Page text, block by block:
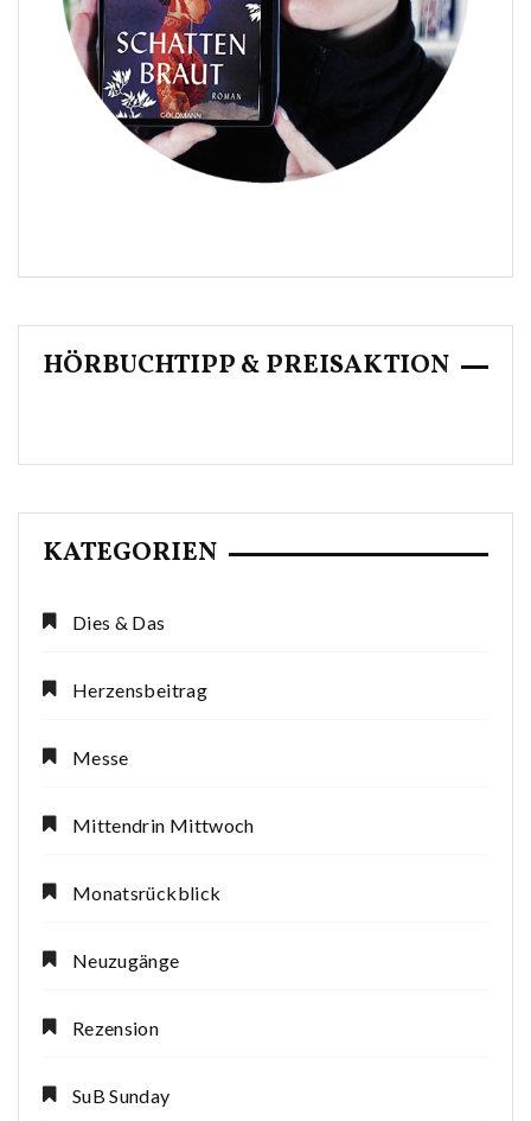
HÖRBUCHTIPP & PREISAKTION
KATEGORIEN
Dies & Das
Herzensbeitrag
Messe
Mittendrin Mittwoch
Monatsrückblick
Neuzugänge
Rezension
SuB Sunday